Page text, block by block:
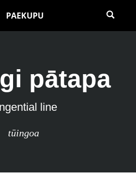
PAEKUPU
pātapa
line
tūingoa